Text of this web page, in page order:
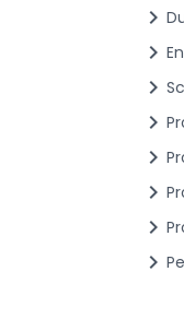
chevron_right
chevron_right
chevron_right
chevron_right
chevron_right
chevron_right
chevron_right
chevron_right